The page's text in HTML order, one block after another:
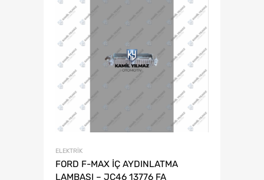
ELEKTRIK
FORD F-MAX İÇ AYDINLATMA
LAMBASI – JC46 13776 FA